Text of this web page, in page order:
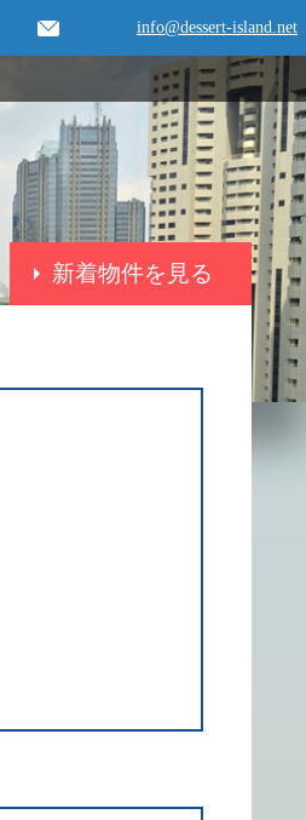
info@dessert-island.net
新着物件を見る